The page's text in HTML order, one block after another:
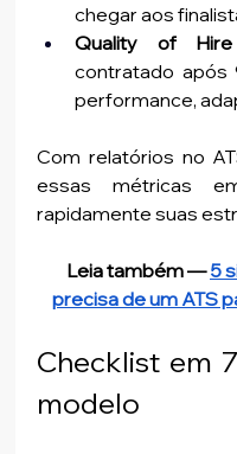
chegar aos
Quality of
contratado após
performance,
Com relatórios no
essas métricas
rapidamente suas
Leia também — 5
precisa de um ATS
Checklist em
modelo